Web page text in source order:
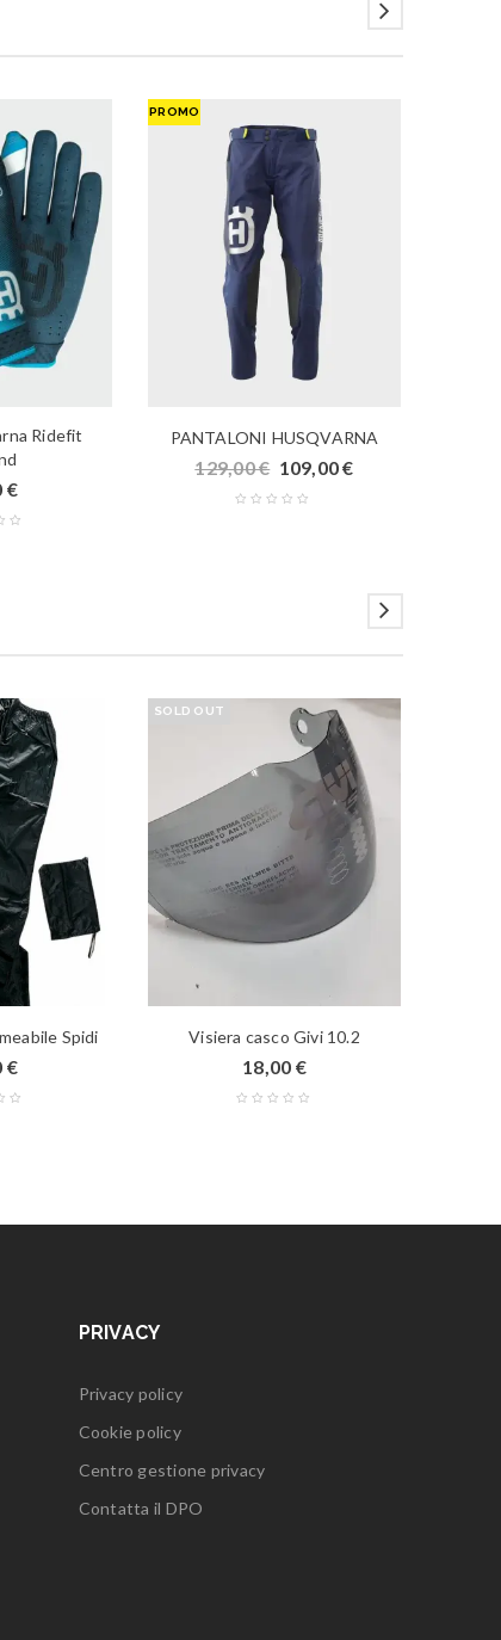
Ridefit
€
PROMO
PANTALONI HUSQVARNA
129,00€ 109,00€
Spidi
€
SOLD OUT
Visiera casco Givi 10.2
18,00 €
PRIVACY
Privacy policy
Cookie policy
Centro gestione privacy
Contatta il DPO